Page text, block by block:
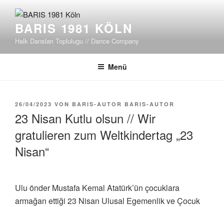
Inhalt
springenBARIS 1981 KÖLN
Halk Dansları Toplulugu // Dance Company
Menü
VERÖFFENTLICHT
26/04/2023 VON BARIS-AUTOR BARIS-AUTOR
23 Nisan Kutlu olsun // Wir
gratulieren zum Weltkindertag „23
Nisan“
Ulu önder Mustafa Kemal Atatürk’ün çocuklara
armağan ettiği 23 Nisan Ulusal Egemenlik ve Çocuk